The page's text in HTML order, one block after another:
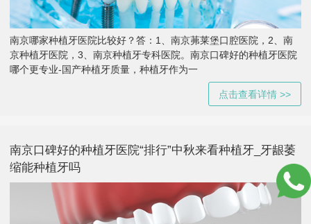
南京哪家种植牙医院比较好？答：1、南京茀莱堡口腔医院，2、南
京种植牙医院，3、南京种植牙专科医院。南京口碑好的种植牙医院
哪个更专业-国产种植牙质量，种植牙作为一
点击查看详情 >>
南京口碑好的种植牙医院“排行”中秋来看种植牙_牙龈萎
缩能种植牙吗